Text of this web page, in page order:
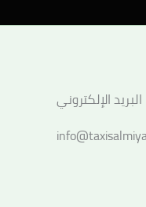
البريد الإلكتروني